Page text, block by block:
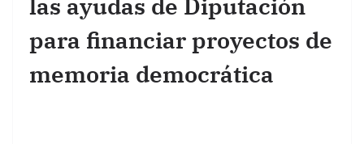
las ayudas de Diputación
para financiar proyectos de
memoria democrática